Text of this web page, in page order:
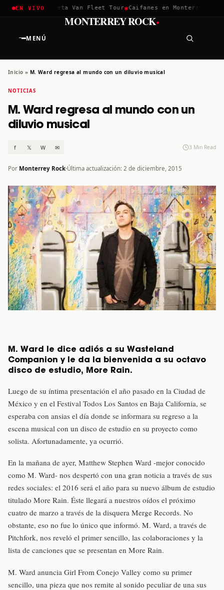
EN VIVO
2026 ✱Greta Van Fleet Tour✱Caifanes en Monterrey · 12
MENÚ
MONTERREY ROCK·
Inicio » M. Ward regresa al mundo con un diluvio musical
NOTICIAS
M. Ward regresa al mundo con un
diluvio musical
f 𝕏 W ✉ 3 Min Read
Por Monterrey Rock Última actualización: 2 de diciembre, 2015
M. Ward le dice adiós a su Wasteland
Companion y le da la bienvenida a su octavo
disco de estudio, More Rain.
Luego de su íntima presentación el año pasado en la Ciudad de
México y en el Festival Todos Los Santos en Baja California, se
esperaba con ansias el día donde se informara su regreso a la
escena musical con un disco de estudio en su proyecto como
solista. Afortunadamente, ya ocurrió.
En la mañana de ayer, Matthew Stephen Ward -mejor conocido
como M. Ward- nos despertó con una gran noticia a través de sus
redes sociales: el 2016 será el año para su nuevo álbum de estudio
titulado More Rain. Éste llegará a nuestros oídos el próximo
cuatro de marzo a través de la disquera Merge Records. No
obstante, eso no fue lo único que informó. M. Ward, a través de
Pitchfork, nos reveló el primer sencillo, las colaboraciones y la
lista de canciones que se presentan en More Rain.
M. Ward anuncia Girl From Conejo Valley como su primer
sencillo, una pieza que nos remite al sonido peculiar de una sus